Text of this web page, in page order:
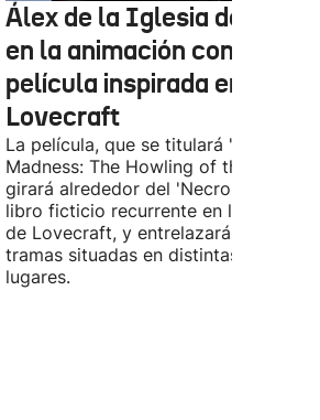
Álex de la Iglesia debutará
en la animación con una
película inspirada en
Lovecraft
La película, que se titulará 'Ages of
Madness: The Howling of the Jinn',
girará alrededor del 'Necronomicón',
libro ficticio recurrente en los relatos
de Lovecraft, y entrelazará varias
tramas situadas en distintas épocas y
lugares.